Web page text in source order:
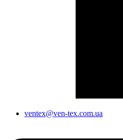
ventex@ven-tex.com.ua